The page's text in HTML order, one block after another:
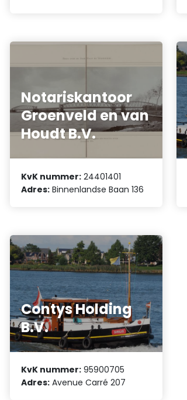
Notariskantoor
Groenveld en van
Houdt B.V.
KvK nummer: 24401401
Adres: Binnenlandse Baan 136
Contys Holding
B.V.
KvK nummer: 95900705
Adres: Avenue Carré 207